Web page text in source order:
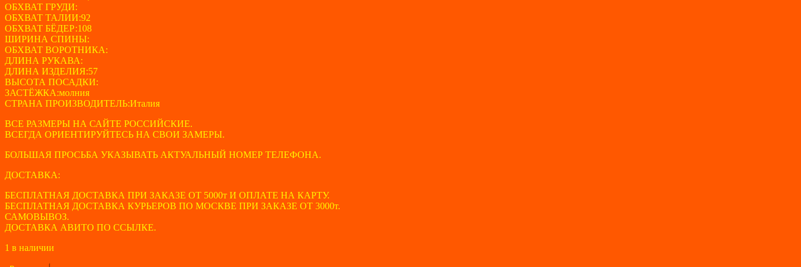
ОБХВАТ ГРУДИ:
ОБХВАТ ТАЛИИ:92
ОБХВАТ БЁДЕР:108
ШИРИНА СПИНЫ:
ОБХВАТ ВОРОТНИКА:
ДЛИНА РУКАВА:
ДЛИНА ИЗДЕЛИЯ:57
ВЫСОТА ПОСАДКИ:
ЗАСТЁЖКА:молния
СТРАНА ПРОИЗВОДИТЕЛЬ:Италия
ВСЕ РАЗМЕРЫ НА САЙТЕ РОССИЙСКИЕ.
ВСЕГДА ОРИЕНТИРУЙТЕСЬ НА СВОИ ЗАМЕРЫ.
БОЛЬШАЯ ПРОСЬБА УКАЗЫВАТЬ АКТУАЛЬНЫЙ НОМЕР ТЕЛЕФОНА.
ДОСТАВКА:
БЕСПЛАТНАЯ ДОСТАВКА ПРИ ЗАКАЗЕ ОТ 5000т И ОПЛАТЕ НА КАРТУ.
БЕСПЛАТНАЯ ДОСТАВКА КУРЬЕРОВ ПО МОСКВЕ ПРИ ЗАКАЗЕ ОТ 3000т.
САМОВЫВОЗ.
ДОСТАВКА АВИТО ПО ССЫЛКЕ.
1 в наличии